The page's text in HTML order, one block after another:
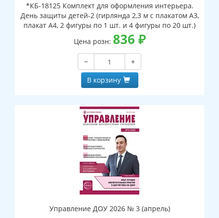
*КБ-18125 Комплект для оформления интерьера.
День защиты детей-2 (гирлянда 2,3 м с плакатом А3,
плакат А4, 2 фигуры по 1 шт. и 4 фигуры по 20 шт.)
Цена розн: 836 ₽
−
+
В корзину
Управление ДОУ 2026 № 3 (апрель)